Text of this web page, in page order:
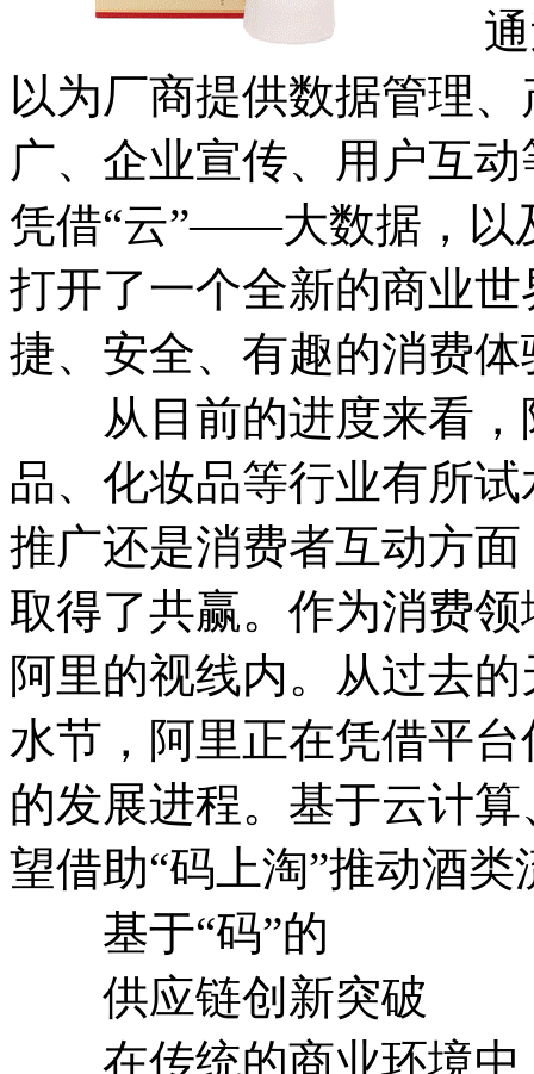
通过
以为厂商提供数据管理
广、企业宣传、用户互
凭借“云”——大数据，
打开了一个全新的商业
捷、安全、有趣的消费体
从目前的进度来看，
品、化妆品等行业有所
推广还是消费者互动方
取得了共赢。作为消费
阿里的视线内。从过去
水节，阿里正在凭借平
的发展进程。基于云计
望借助“码上淘”推动酒
基于“码”的
供应链创新突破
在传统的商业环境中